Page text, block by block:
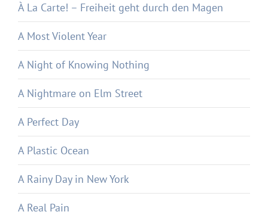
À La Carte! – Freiheit geht durch den Magen
A Most Violent Year
A Night of Knowing Nothing
A Nightmare on Elm Street
A Perfect Day
A Plastic Ocean
A Rainy Day in New York
A Real Pain